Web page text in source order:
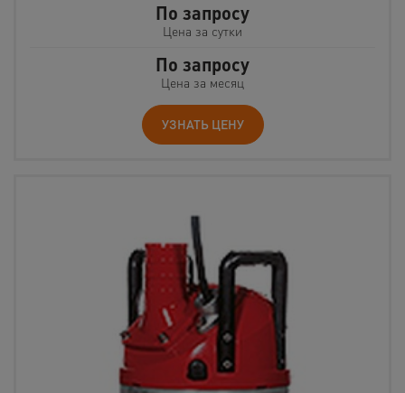
По запросу
Цена за сутки
По запросу
Цена за месяц
УЗНАТЬ ЦЕНУ